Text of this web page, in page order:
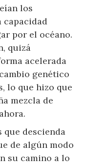
los
capacidad
por el océano.
quizá
acelerada
genético
lo que hizo que
mezcla de
descienda
de algún modo
su camino a lo